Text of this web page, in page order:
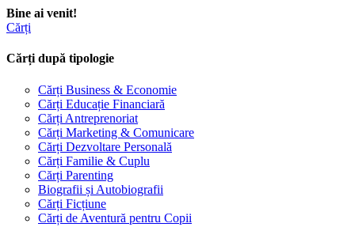
Bine ai venit!
Cărți
Cărți după tipologie
Cărți Business & Economie
Cărți Educație Financiară
Cărți Antreprenoriat
Cărți Marketing & Comunicare
Cărți Dezvoltare Personală
Cărți Familie & Cuplu
Cărți Parenting
Biografii și Autobiografii
Cărți Ficțiune
Cărți de Aventură pentru Copii